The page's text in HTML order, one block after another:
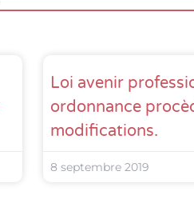
Loi avenir
ordonnance
modifications.
8 septembre 2019